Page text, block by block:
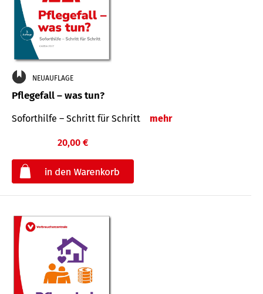
NEUAUFLAGE
Pflegefall – was tun?
Soforthilfe – Schritt für Schritt mehr
20,00 €